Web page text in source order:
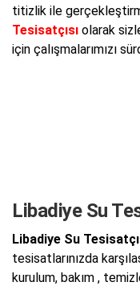
titizlik ile
Tesisatçısı olarak
için çalışmalarımızı
Libadiye Su
Libadiye Su
tesisatlarınızda
kurulum, bakım ,